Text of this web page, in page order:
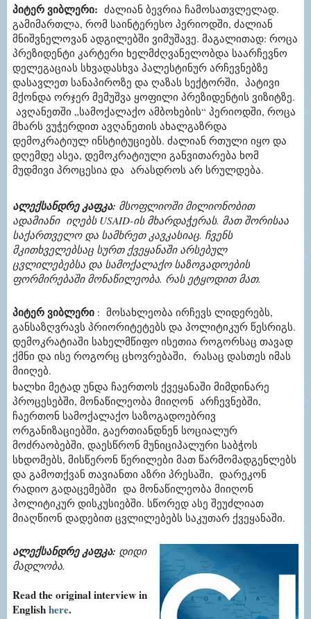
პიტერ ვიბლერი: ᲫᲐᲚᲘᲐᲜ ᲑᲔᲕᲠᲘᲐ ᲩᲐᲛᲝᲡᲐᲗᲕᲚᲔᲚᲐᲓ.
ᲒᲐᲛᲘᲛᲐᲠᲗᲚᲐ, ᲠᲝᲛ ᲡᲐᲘᲜᲢᲔᲠᲔᲡᲝ ᲞᲔᲠᲘᲝᲓᲨᲘ, ᲫᲐᲚᲘᲐᲜ
ᲛᲜᲘᲨᲕᲜᲔᲚᲝᲕᲐᲜ ᲐᲓᲒᲘᲚᲔᲑᲨᲘ ᲕᲘᲛᲣᲨᲐᲕᲔ. მაგალითად: როცა
პრეზიდენტი კარტერი ხელმძღვანელობდა საარჩევნო
დელეგაციას სხვადასხვა პალესტინურ არჩევნებზე
დასავლეთ სანაპიროზე და ღაზას სექტორში, პატივი
მქონდა ორჯერ მემუშვა ყოფილი პრეზიდენტის ვიზიტზე.
ავღანეთში „სამოქალაქო ამბოხების“ პერიოდში, როცა
მხარს ვუჭერდით ავღანეთის ახალგაზრდა
დემოკრატიულ ინსტიტუციებს. ძალიან რთული იყო და
დღემდე ასეა, დემოკრატიული განვითარება ხომ
მუდმივი პროცესია და არასდროს არ სრულდება.
ალექსანდრე კაფკა: მსოფლიოში მილიონობით
ადამიანი იღებს USAID-ის მხარდაჭერას. მათ შორისაა
საქართველო და სამხრეთ კავკასიაც. ჩვენს
მკითხველებსაც სურთ ქვეყანაში არსებულ
ცვლილებებსა და სამოქალაქო საზოგადოების
ფორმირებაში მონაწილეობა. რას ეტყოდით მათ.
პიტერ ვიბლერი : მოსახლეობა ირჩევს ლიდერებს,
განსაზღვრავს პრიორიტეტებს და პოლიტიკურ წესრიგს.
დემოკრატიაში სახელმწიფო ისეთია როგორსაც თავად
ქმნი და ისე როგორც ცხოვრებაში, რასაც დასთეს იმას
მიიღებ.
ხალხი მეტად უნდა ჩაერთოს ქვეყანაში მიმდინარე
პროცესებში, მონაწილეობა მიიღონ არჩევნებში,
ჩაერთონ სამოქალაქო საზოგადოებრივ
ორგანიზაციებში, გაერთიანდნენ სოციალურ
მოძრაობებში, დაესწრონ მუნიციპალური საბჭოს
სხდომებს, მისწერონ წერილები მათ წარმომადგენლებს
და გამოთქვან თავიანთი აზრი პრესაში, დარეკონ
რადიო გადაცემებში და მონაწილეობა მიიღონ
პოლიტიკურ დისკუსიებში. სწორედ ასე შეუძლიათ
მიაღწიონ დადებით ცვლილებებს საკუთარ ქვეყანაში.
ალექსანდრე კაფკა: დიდი
მადლობა.
Read the original interview in
Englishhere.